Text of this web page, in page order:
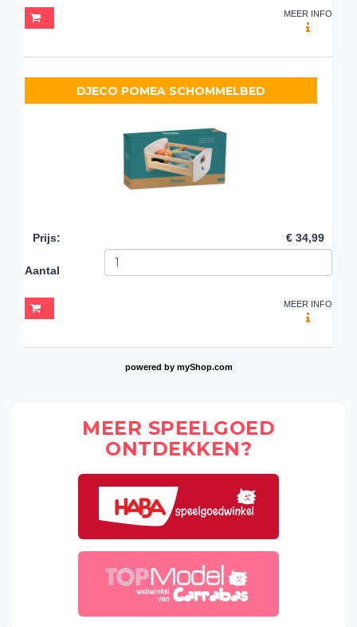
MEER INFO
DJECO POMEA SCHOMMELBED
Prijs: € 34,99
Aantal
MEER INFO
powered by myShop.com
MEER SPEELGOED
ONTDEKKEN?